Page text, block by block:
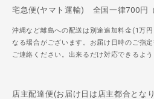
宅急便(ヤマト運輸) 全国一律700円（
沖縄など離島への配送は別途追加料金(1万
なる場合がございます。お届け日時のご指
ご連絡ください。出来るだけ対応できるよ
店主配達便(お届け日は店主都合とな